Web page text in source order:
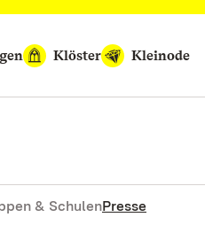
Klöster Kleinode
& SchulenPresse